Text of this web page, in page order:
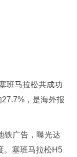
班马拉松共成功
，是海外报
铁广告，曝光达
。塞班马拉松H5